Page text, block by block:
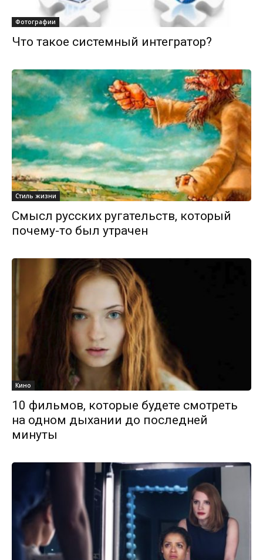
Фотографии
Что такое системный интегратор?
Стиль жизни
Смысл русских ругательств, который
почему-то был утрачен
Кино
10 фильмов, которые будете смотреть
на одном дыхании до последней
минуты